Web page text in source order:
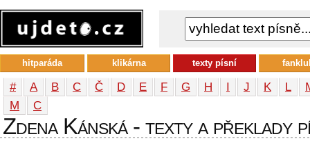
# A B C Č D E F G H I J K L
М
С
Zdena Kánská - texty a překlady
hitparáda klikárna texty písní